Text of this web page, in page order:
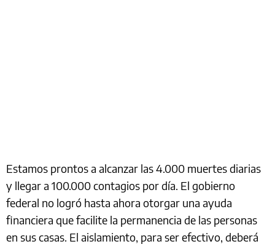
Estamos prontos a alcanzar las 4.000 muertes diarias
y llegar a 100.000 contagios por día. El gobierno
federal no logró hasta ahora otorgar una ayuda
financiera que facilite la permanencia de las personas
en sus casas. El aislamiento, para ser efectivo, deberá